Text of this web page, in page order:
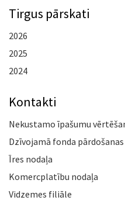
Tirgus pārskati
2026
2025
2024
Kontakti
Nekustamo īpašumu
Dzīvojamā fonda
Īres nodaļa
Komercplatību nodaļa
Vidzemes filiāle